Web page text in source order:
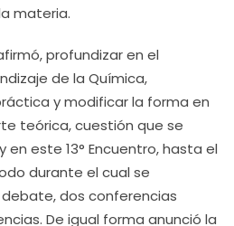
materia.
profundizar en el
de la Química,
y modificar la forma en
teórica, cuestión que se
este 13° Encuentro, hasta el
durante el cual se
dos conferencias
De igual forma anunció la